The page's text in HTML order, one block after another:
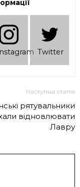
Twitter
Наступна стаття
рятувальники
відновлювати
Лавру